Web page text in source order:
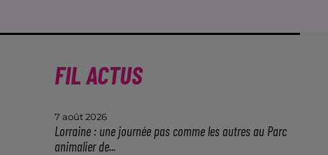
FIL ACTUS
7 août 2026
Lorraine : une journée pas comme les autres au Parc
animalier de...